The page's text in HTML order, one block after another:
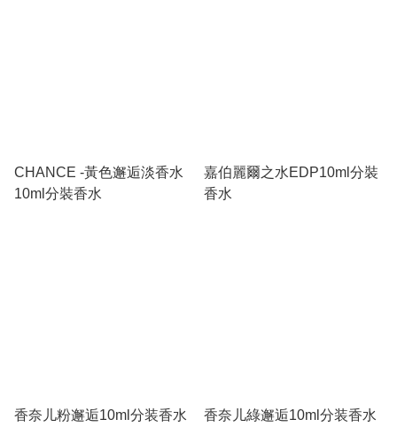
CHANCE -黃色邂逅淡香水
10ml分裝香水
嘉伯麗爾之水EDP10ml分裝
香水
香奈儿粉邂逅10ml分装香水 香奈儿綠邂逅10ml分装香水